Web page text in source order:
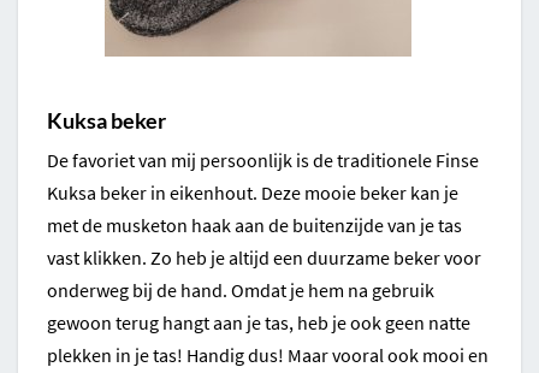
Kuksa beker
De favoriet van mij persoonlijk is de traditionele Finse
Kuksa beker in eikenhout. Deze mooie beker kan je
met de musketon haak aan de buitenzijde van je tas
vast klikken. Zo heb je altijd een duurzame beker voor
onderweg bij de hand. Omdat je hem na gebruik
gewoon terug hangt aan je tas, heb je ook geen natte
plekken in je tas! Handig dus! Maar vooral ook mooi en